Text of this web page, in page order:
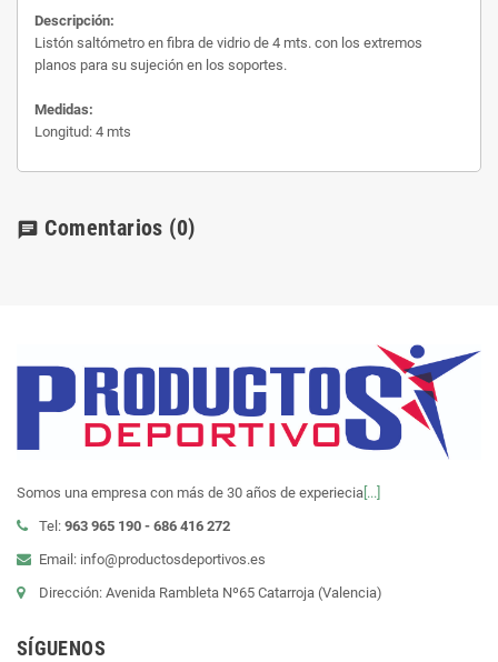
Descripción:
Listón saltómetro en fibra de vidrio de 4 mts. con los extremos
planos para su sujeción en los soportes.
Medidas:
Longitud: 4 mts
chat Comentarios (0)
Somos una empresa con más de 30 años de experiecia [...]
Tel: 963 965 190 - 686 416 272
Email: info@productosdeportivos.es
Dirección: Avenida Rambleta Nº65 Catarroja (Valencia)
SÍGUENOS